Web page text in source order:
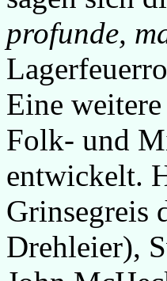
profunde,
Eine
Folk- und
entwickelt.
Grinsegreis
Drehleier),